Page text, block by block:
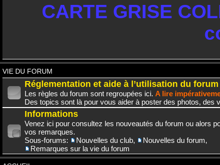
CARTE GRISE
VIE DU FORUM
Réglementation et aide à l’utilisation du forum
Les règles du forum sont regroupées ici. A lire
Des topics sont là pour vous aider à poster des photos, des
Informations
Venez ici pour consultez les nouveautés du forum ou alors
vos remarques.
Sous-forums:
Nouvelles du club, Nouvelles du forum,
Remarques sur la vie du forum